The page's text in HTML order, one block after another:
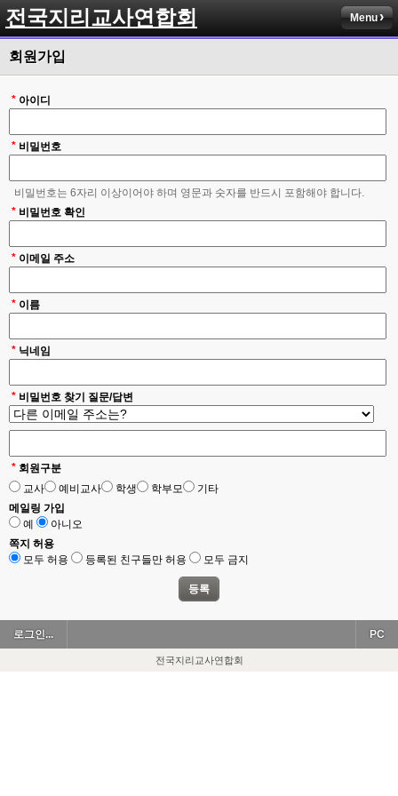
전국지리교사연합회 Menu
회원가입
아이디
*
비밀번호
*
비밀번호는 6자리 이상이어야 하며 영문과 숫자를 반드시 포함해야 합니다.
비밀번호 확인
*
* 이메일 주소
* 이름
* 닉네임
* 비밀번호 찾기 질문/답변
* 회원구분
교사
예비교사 학생 학부모
기타
메일링 가입
예
아니오
쪽지 허용
모두 허용
등록된 친구들만 허용 모두 금지
로그인... PC
전국지리교사연합회